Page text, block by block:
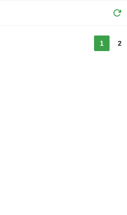
1 2